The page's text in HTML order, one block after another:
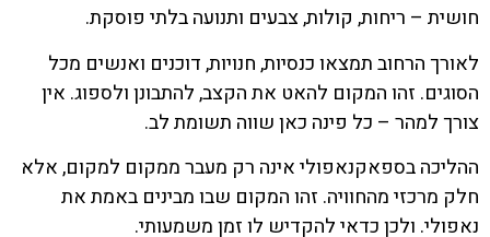
חושית – ריחות, קולות, צבעים ותנועה בלתי פוסקת.
לאורך הרחוב תמצאו כנסיות, חנויות, דוכנים ואנשים מכל
הסוגים. זהו המקום להאט את הקצב, להתבונן ולספוג. אין
צורך למהר – כל פינה כאן שווה תשומת לב.
ההליכה בספאקנאפולי אינה רק מעבר ממקום למקום, אלא
חלק מרכזי מהחוויה. זהו המקום שבו מבינים באמת את
נאפולי. ולכן כדאי להקדיש לו זמן משמעותי.